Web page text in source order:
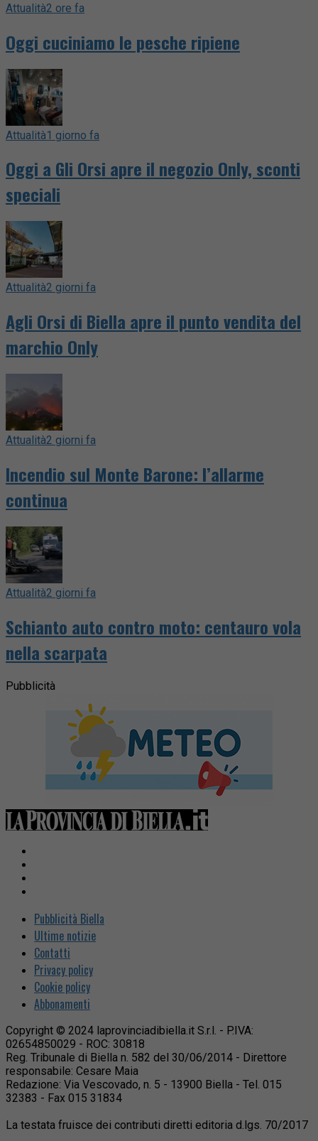
Attualità2 ore fa
Oggi cuciniamo le pesche ripiene
Attualità1 giorno fa
Oggi a Gli Orsi apre il negozio Only, sconti
speciali
Attualità2 giorni fa
Agli Orsi di Biella apre il punto vendita del
marchio Only
Attualità2 giorni fa
Incendio sul Monte Barone: l’allarme
continua
Attualità2 giorni fa
Schianto auto contro moto: centauro vola
nella scarpata
Pubblicità
Pubblicità Biella
Ultime notizie
Contatti
Privacy policy
Cookie policy
Abbonamenti
Copyright © 2024 laprovinciadibiella.it S.r.l. - P.IVA:
02654850029 - ROC: 30818
Reg. Tribunale di Biella n. 582 del 30/06/2014 - Direttore
responsabile: Cesare Maia
Redazione: Via Vescovado, n. 5 - 13900 Biella - Tel. 015
32383 - Fax 015 31834
La testata fruisce dei contributi diretti editoria d.lgs. 70/2017